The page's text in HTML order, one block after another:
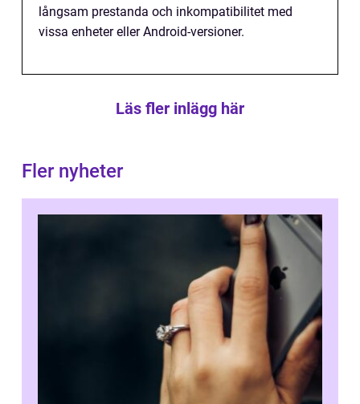
långsam prestanda och inkompatibilitet med
vissa enheter eller Android-versioner.
Läs fler inlägg här
Fler nyheter